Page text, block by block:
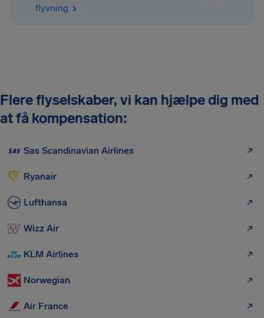
flyvning
Flere flyselskaber, vi kan hjælpe dig med
at få kompensation:
Sas Scandinavian Airlines
Ryanair
Lufthansa
Wizz Air
KLM Airlines
Norwegian
Air France